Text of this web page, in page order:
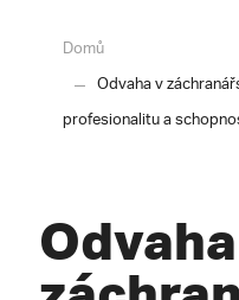
Domů
Odvaha v
profesionalitu a